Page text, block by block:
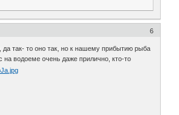
6
да так- то оно так, но к нашему прибытию рыба
на водоеме очень даже прилично, кто-то